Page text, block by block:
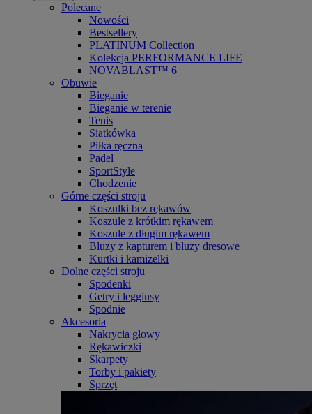
Polecane
Nowości
Bestsellery
PLATINUM Collection
Kolekcja PERFORMANCE LIFE
NOVABLAST™ 6
Obuwie
Bieganie
Bieganie w terenie
Tenis
Siatkówka
Piłka ręczna
Padel
SportStyle
Chodzenie
Górne części stroju
Koszulki bez rękawów
Koszule z krótkim rękawem
Koszule z długim rękawem
Bluzy z kapturem i bluzy dresowe
Kurtki i kamizelki
Dolne części stroju
Spodenki
Getry i legginsy
Spodnie
Akcesoria
Nakrycia głowy
Rękawiczki
Skarpety
Torby i pakiety
Sprzęt